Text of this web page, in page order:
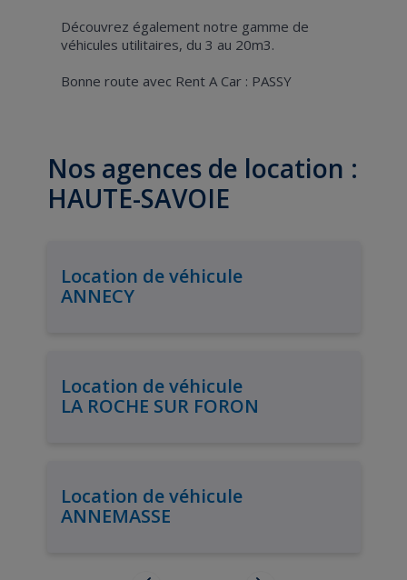
Découvrez également notre gamme de
véhicules utilitaires, du 3 au 20m3.
Bonne route avec Rent A Car : PASSY
Nos agences de location :
HAUTE-SAVOIE
Location de véhicule
ANNECY
Location de véhicule
LA ROCHE SUR FORON
Location de véhicule
ANNEMASSE